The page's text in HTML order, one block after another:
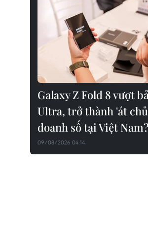
Galaxy Z Fold 8 vượt
Ultra, trở thành 'át
doanh số tại Việt Nam?
09/08/2026 04:14